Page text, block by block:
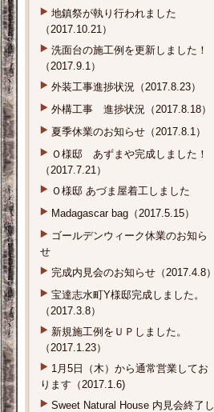
地鎮祭が執り行われました
（2017.10.21）
洗面台の施工例を更新しました！
（2017.9.1）
外装工事進捗状況（2017.8.23）
外構工事 進捗状況（2017.8.18）
夏季休業のお知らせ（2017.8.1）
Ｏ様邸 あずまや完成しました！
（2017.7.21）
Ｏ様邸 あづま屋着工しました
Madagascar bag（2017.5.15）
ゴールデンウィーク休業のお知ら
せ
完成内見会のお知らせ（2017.4.8）
宝達志水町Y様邸完成しました。
（2017.3.8）
新規施工例をＵＰしました。
（2017.1.23）
1月5日（木）から通常営業してお
ります（2017.1.6)
Sweet Natural House 内見会終了し